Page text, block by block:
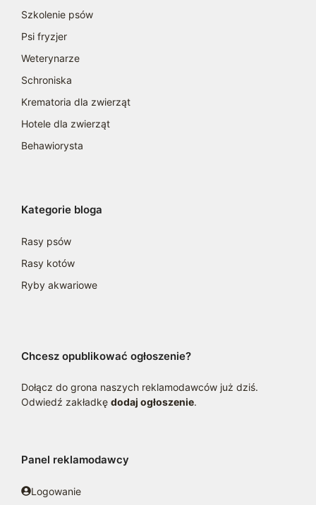
Szkolenie psów
Psi fryzjer
Weterynarze
Schroniska
Krematoria dla zwierząt
Hotele dla zwierząt
Behawiorysta
Kategorie bloga
Rasy psów
Rasy kotów
Ryby akwariowe
Chcesz opublikować ogłoszenie?
Dołącz do grona naszych reklamodawców już dziś.
Odwiedź zakładkę dodaj ogłoszenie.
Panel reklamodawcy
Logowanie